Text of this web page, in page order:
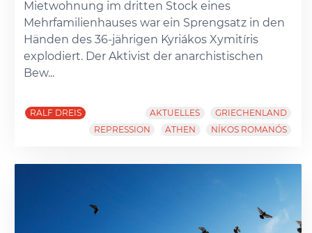
Mietwohnung im dritten Stock eines
Mehrfamilienhauses war ein Sprengsatz in den
Händen des 36-jährigen Kyriákos Xymitíris
explodiert. Der Aktivist der anarchistischen
Bew...
RALF DREIS AKTUELLES
GRIECHENLAND
REPRESSION
ATHEN NÍKOS ROMANÓS